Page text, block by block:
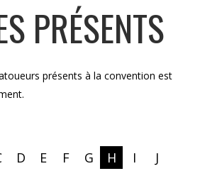
PRÉSENTS
présents à la convention est
D E F G H I
J